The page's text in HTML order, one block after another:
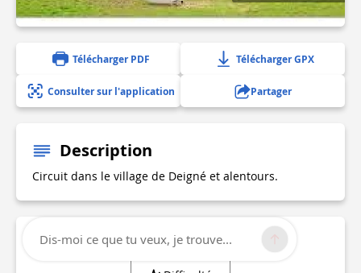
Télécharger PDF Télécharger GPX
Consulter sur l'application Partager
Description
Circuit dans le village de Deigné et alentours.
Informations techniques
Dis-moi ce que tu veux, je trouve...